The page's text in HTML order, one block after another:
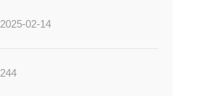
化因子、生长因子、基质金属
2025-02-14
244